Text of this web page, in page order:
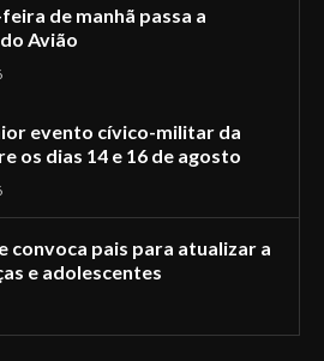
de manhã passa a
Avião
evento cívico-militar da
os dias 14 e 16 de agosto
convoca pais para atualizar a
e adolescentes